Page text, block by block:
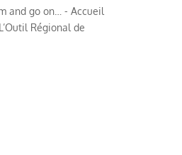
and go on… - Accueil
L’Outil Régional de